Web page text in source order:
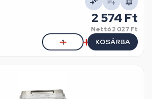
2 574 Ft
Nettó2 027 Ft
KOSÁRBA